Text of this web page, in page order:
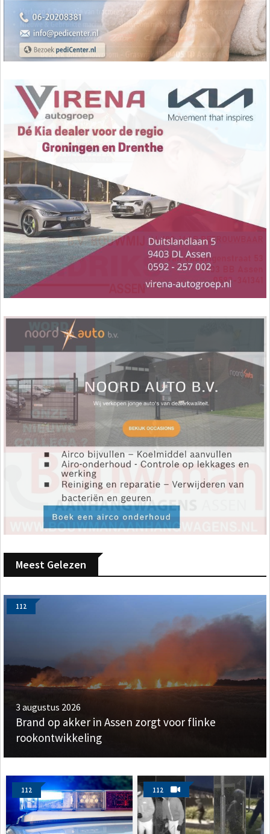
Meest Gelezen
112
3 augustus 2026
Brand op akker in Assen zorgt voor flinke
rookontwikkeling
112 112